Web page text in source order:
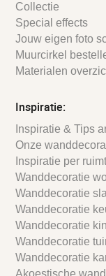
Collectie
Special effects
Jouw eigen foto
Muurcirkel
Materialen
Inspiratie:
Inspiratie & Tips
Onze
Inspiratie per
Wanddecoratie
Wanddecoratie
Wanddecoratie
Wanddecoratie
Wanddecoratie
Wanddecoratie